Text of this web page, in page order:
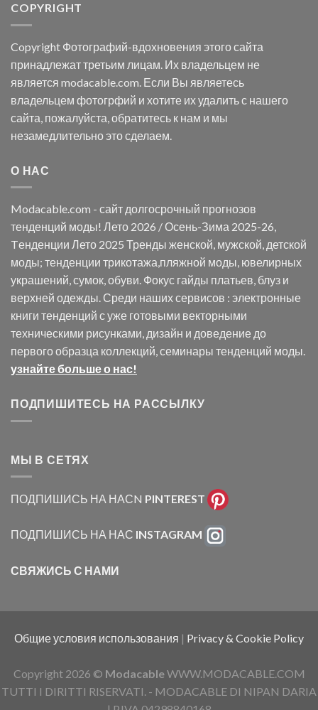
COPYRIGHT
Copyright Фотографий-вдохновения этого сайта
принадлежат третьим лицам. Их владельцем не
является modacable.com. Если Вы являетесь
владельцем фотогрфий и хотите их удалить с нашего
сайта, пожалуйста, обратитесь к нам и мы
незамедлительно это сделаем.
О НАС
Modacable.com - сайт долгосрочный прогнозов
тенденций моды! Лето 2026 / Осень-Зима 2025-26,
Tенденции Лето 2025 Тренды женской, мужской, детской
моды; тенденции трикотажа,пляжной моды, ювелирных
украшений, сумок, обуви. Фокус гайды платьев, блуз и
верхней одежды. Среди наших сервисов : электронные
книги тенденций с уже готовыми векторными
техническими рисунками, дизайн и доведение до
первого образца коллекций, семинары тенденций моды.
узнайте больше о нас!
ПОДПИШИТЕСЬ НА РАССЫЛКУ
МЫ В СЕТЯХ
ПОДПИШИСЬ НА НАСN PINTEREST
ПОДПИШИСЬ НА НАС INSTAGRAM
СВЯЖИСЬ С НАМИ
Общие условия использования | Privacy & Cookie Policy
Copyright 2026 © ModacableWWW.MODACABLE.COM
TUTTI I DIRITTI RISERVATI. - MODACABLE DI NIPAN DARIA